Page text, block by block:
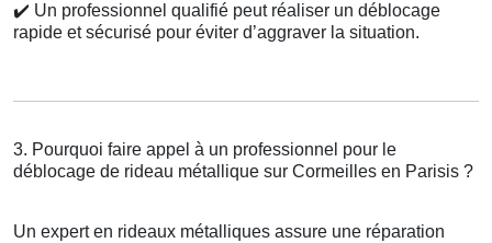
✔️ Un professionnel qualifié peut réaliser un déblocage
rapide et sécurisé pour éviter d’aggraver la situation.
3. Pourquoi faire appel à un professionnel pour le
déblocage de rideau métallique sur Cormeilles en Parisis ?
Un expert en rideaux métalliques assure une réparation